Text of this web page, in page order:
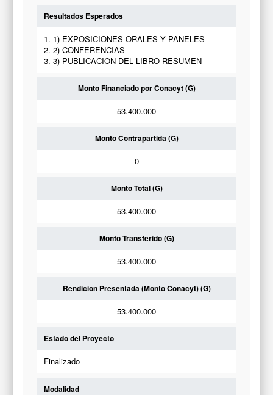
Resultados Esperados
1. 1) EXPOSICIONES ORALES Y PANELES
2. 2) CONFERENCIAS
3. 3) PUBLICACION DEL LIBRO RESUMEN
Monto Financiado por Conacyt (G)
53.400.000
Monto Contrapartida (G)
0
Monto Total (G)
53.400.000
Monto Transferido (G)
53.400.000
Rendicion Presentada (Monto Conacyt) (G)
53.400.000
Estado del Proyecto
Finalizado
Modalidad